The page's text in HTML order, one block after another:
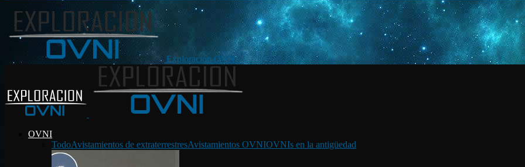
Exploración OVNI
OVNI
TodoAvistamientos de extraterrestresAvistamientos OVNIOVNIs en la antigüedad